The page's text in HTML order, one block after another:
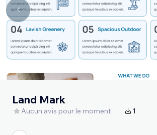
Land Mark
Aucun avis pour le moment 1